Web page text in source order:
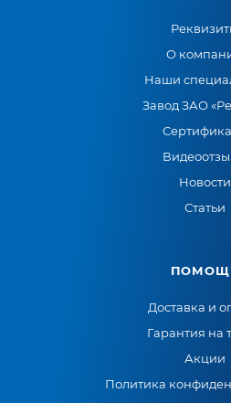
О
Наши
Завод ЗАО
Новости
Статьи
Доставка и
Гарантия на
Акции
Политика